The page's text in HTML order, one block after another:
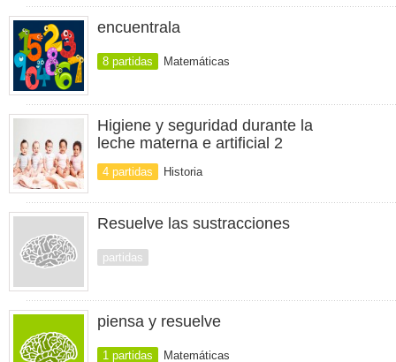
encuentrala
8 partidas Matemáticas
Higiene y seguridad durante la
leche materna e artificial 2
4 partidas Historia
Resuelve las sustracciones
partidas
piensa y resuelve
1 partidas Matemáticas